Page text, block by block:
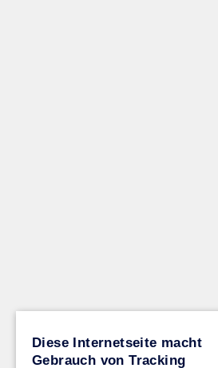
Diese Internetseite macht
Gebrauch von Tracking